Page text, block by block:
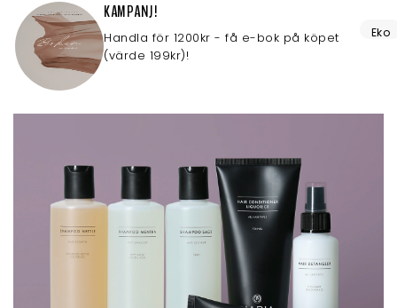
KAMPANJ!
Handla för 1200kr - få e-bok på köpet
(värde 199kr)!
Eko